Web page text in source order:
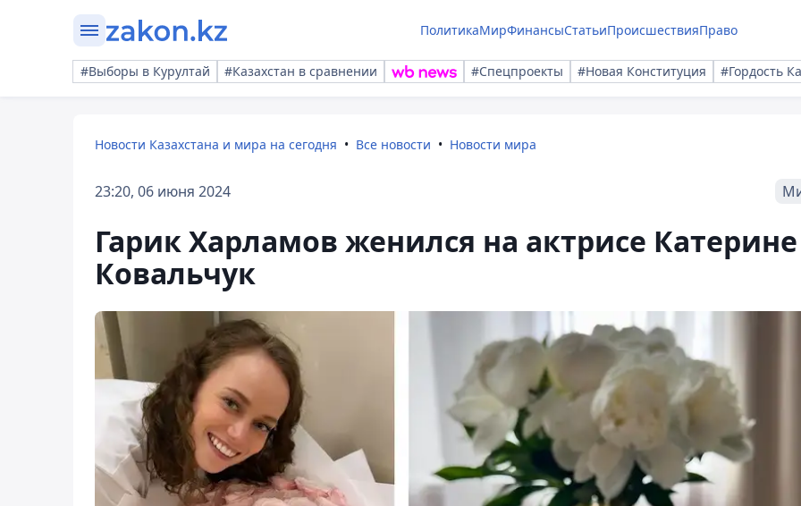
ПолитикаМирФинансыСтатьиПроисшествияПраво
#Выборы в Курултай #Казахстан в сравнении #Спецпроекты #Новая Конституция #Гордость
Новости Казахстана и мира на сегодня Все новости Новости мира
23:20, 06 июня 2024
Гарик Харламов женился на актрисе Катерине
Ковальчук